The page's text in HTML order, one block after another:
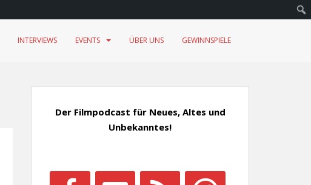
INTERVIEWS EVENTS ÜBER UNS GEWINNSPIELE
Der Filmpodcast für Neues, Altes und
Unbekanntes!